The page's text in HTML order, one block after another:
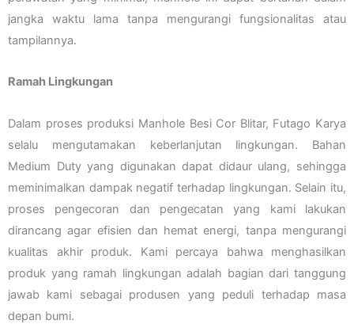
jangka waktu lama tanpa mengurangi fungsionalitas atau
tampilannya.
Ramah Lingkungan
Dalam proses produksi Manhole Besi Cor Blitar, Futago Karya
selalu mengutamakan keberlanjutan lingkungan. Bahan
Medium Duty yang digunakan dapat didaur ulang, sehingga
meminimalkan dampak negatif terhadap lingkungan. Selain itu,
proses pengecoran dan pengecatan yang kami lakukan
dirancang agar efisien dan hemat energi, tanpa mengurangi
kualitas akhir produk. Kami percaya bahwa menghasilkan
produk yang ramah lingkungan adalah bagian dari tanggung
jawab kami sebagai produsen yang peduli terhadap masa
depan bumi.